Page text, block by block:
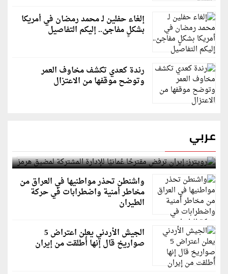
إلغاء حفلين لـ محمد رمضان في أمريكا
بشكلٍ مفاجئ.. إليكم التفاصيل
رندة كعدي تكشف مخاوف العمر
وتوضح موقفها من الاعتزال
عربي
رويترز: إيران ترفض مقترحًا عُمانيًا للإدارة المشتركة
لمضيق هرمز
واشنطن تحذر مواطنيها في العراق من
مخاطر أمنية واضطرابات في حركة
الطيران
الجيش الأردني يعلن اعتراض 5
صواريخ قال إنها أُطلقت من إيران